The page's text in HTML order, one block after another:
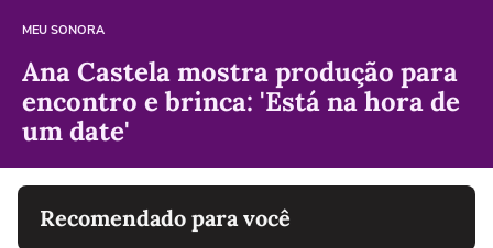
MEU SONORA
Ana Castela mostra produção para
encontro e brinca: 'Está na hora de
um date'
Recomendado para você